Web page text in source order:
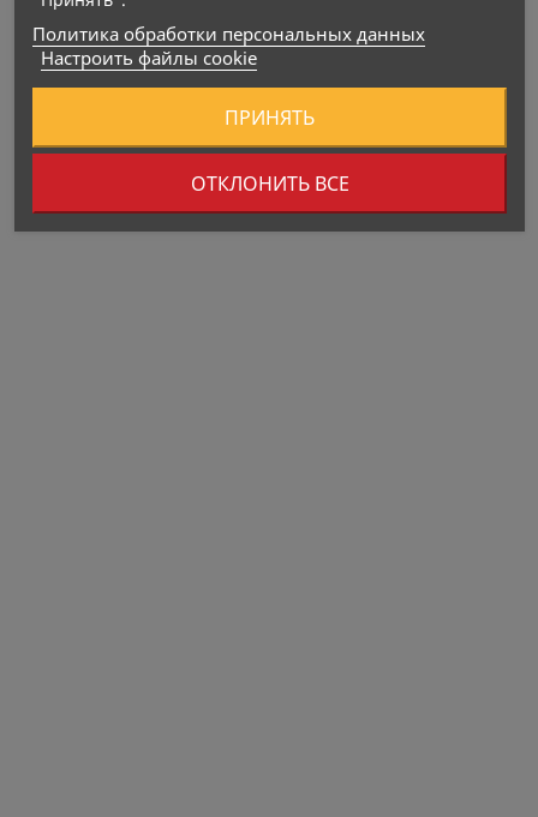
Политика обработки персональных данных
Настроить файлы cookie
ОТКЛОНИТЬ ВСЕ
ПРИНЯТЬ